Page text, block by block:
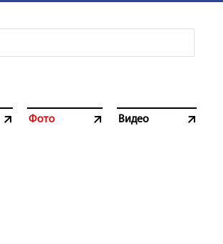
Фото Видео